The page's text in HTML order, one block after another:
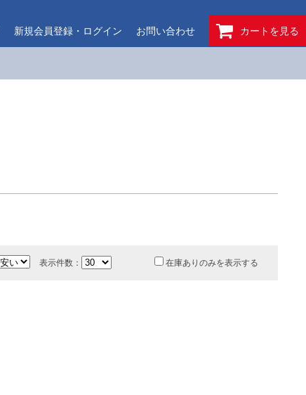
新規会員登録・ログイン お問い合わせ カートを見る
表示件数： 在庫ありのみを表示する